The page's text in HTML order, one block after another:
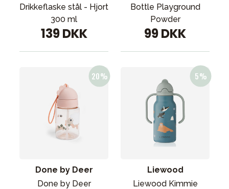
Drikkeflaske stål - Hjort
300 ml
139 DKK
Bottle Playground
Powder
99 DKK
Done by Deer
Done by Deer
Liewood
Liewood Kimmie